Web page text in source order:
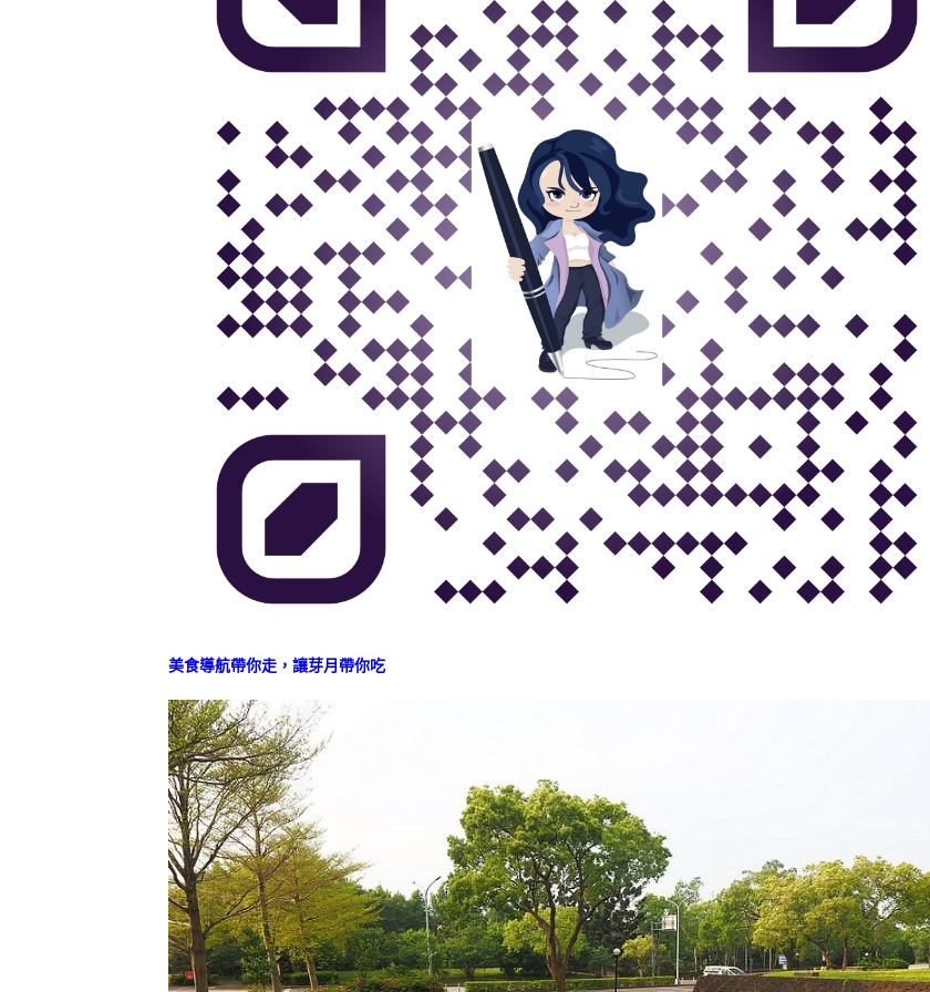
美食導航帶你走，讓芽月帶你吃